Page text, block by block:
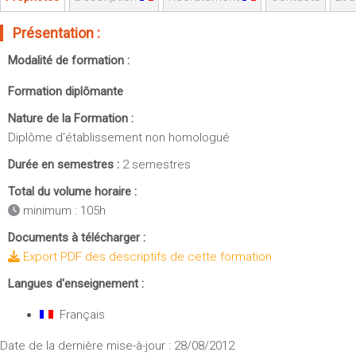
Sportives)
UFR FS (Chimie, Mathématique, Physique)
UFR Biosciences (Biologie, Biochimie)
Informatique (Département Composante)
Mécanique (Département composante)
Fermer
Plan et accès
Moodle
Emploi du temps
Messagerie
Stage et emploi
Portefeuille d'Expériences et
de Compétences
Fermer
Présentation :
Modalité de formation :
Formation diplômante
Nature de la Formation :
Diplôme d'établissement non homologué
Durée en semestres : 2 semestres
Total du volume horaire :
minimum : 105h
Documents à télécharger :
Export PDF des descriptifs de cette formation
Langues d'enseignement :
Français
Date de la dernière mise-à-jour : 28/08/2012